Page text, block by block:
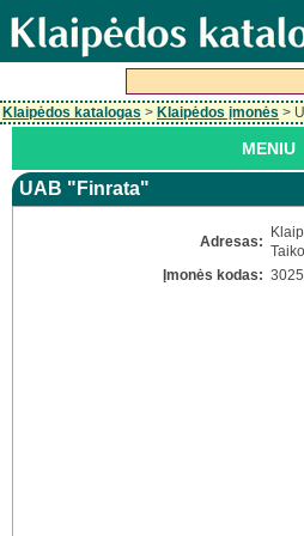
Klaipėdos katalogas > Klaipėdos įmonės >
MENIU
UAB "Finrata"
Adresas:
Įmonės kodas: